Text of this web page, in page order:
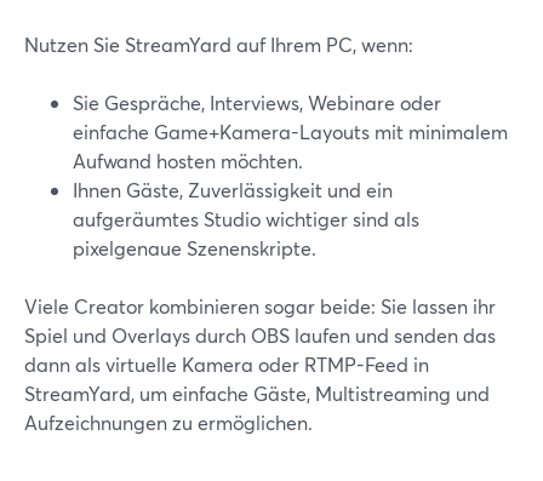
Nutzen Sie StreamYard auf Ihrem PC, wenn:
Sie Gespräche, Interviews, Webinare oder
einfache Game+Kamera-Layouts mit minimalem
Aufwand hosten möchten.
Ihnen Gäste, Zuverlässigkeit und ein
aufgeräumtes Studio wichtiger sind als
pixelgenaue Szenenskripte.
Viele Creator kombinieren sogar beide: Sie lassen ihr
Spiel und Overlays durch OBS laufen und senden das
dann als virtuelle Kamera oder RTMP-Feed in
StreamYard, um einfache Gäste, Multistreaming und
Aufzeichnungen zu ermöglichen.